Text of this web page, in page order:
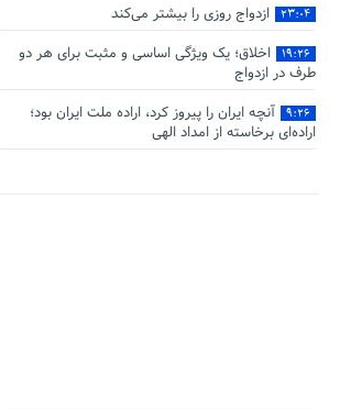
۲۳:۰۴ ازدواج روزی را بیشتر می‌کند
۱۹:۲۶
اخلاق؛ یک ویژگی اساسی و مثبت برای هر دو
طرف در ازدواج
۹:۲۶
آنچه ایران را پیروز کرد، اراده ملت ایران بود؛
اراده‌ای برخاسته از امداد الهی